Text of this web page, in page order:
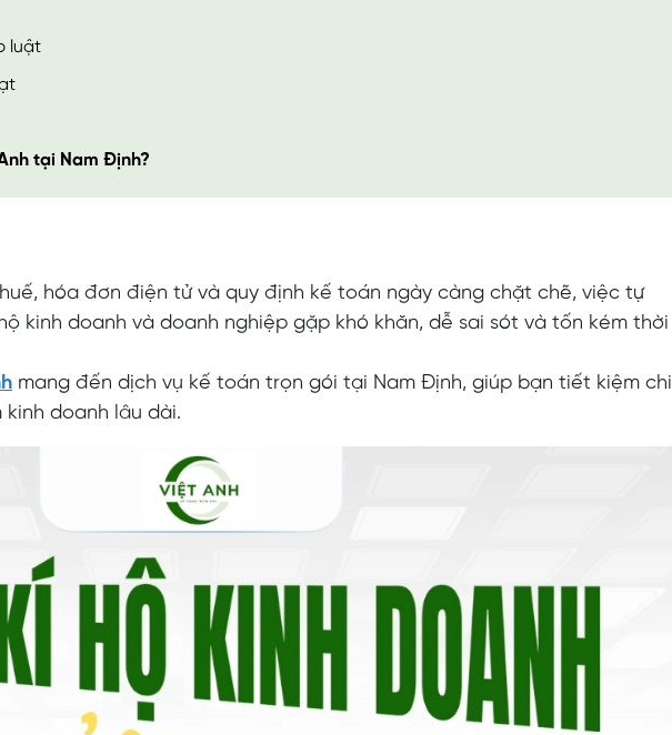
luật
tại Nam Định?
hóa đơn điện tử và quy định kế toán ngày càng chặt chẽ, việc tự
kinh doanh và doanh nghiệp gặp khó khăn, dễ sai sót và tốn kém thời
mang đến dịch vụ kế toán trọn gói tại Nam Định, giúp bạn tiết kiệm chi
doanh lâu dài.